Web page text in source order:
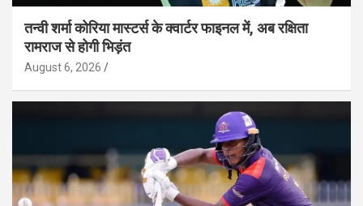
तन्वी शर्मा कोरिया मास्टर्स के क्वार्टर फाइनल में, अब रक्षिता
रामराज से होगी भिड़ंत
August 6, 2026